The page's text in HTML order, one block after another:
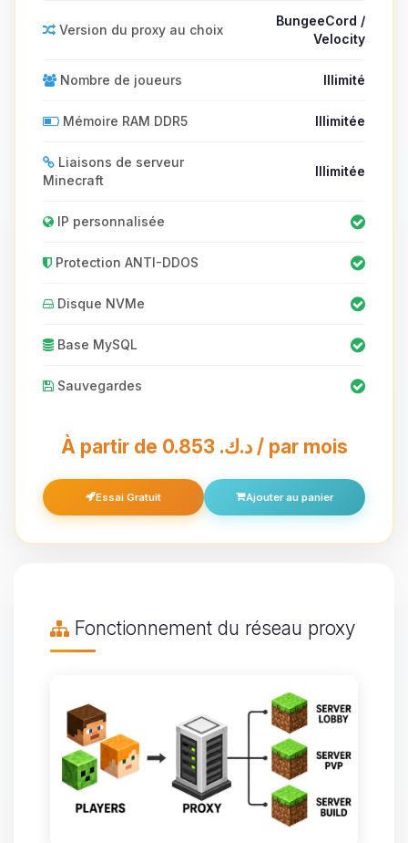
Version du proxy au choix
BungeeCord /
Velocity
Nombre de joueurs Illimité
Mémoire RAM DDR5 Illimitée
Liaisons de serveur
Minecraft
Illimitée
IP personnalisée
Protection ANTI-DDOS
Disque NVMe
Base MySQL
Sauvegardes
À partir de 0.853 د.ك.‏ / par mois
Essai Gratuit Ajouter au panier
Fonctionnement du réseau proxy